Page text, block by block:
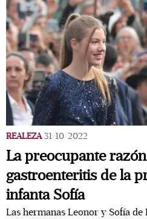
REALEZA 31/10/2022
La preocupante
gastroenteritis de la
infanta Sofía
Las hermanas Leonor y Sofía